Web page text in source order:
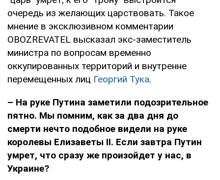
очередь из желающих царствовать. Такое
мнение в эксклюзивном комментарии
OBOZREVATEL высказал экс-заместитель
министра по вопросам временно
оккупированных территорий и внутренне
перемещенных лиц Георгий Тука.
– На руке Путина заметили подозрительное
пятно. Мы помним, как за два дня до
смерти нечто подобное видели на руке
королевы Елизаветы II. Если завтра Путин
умрет, что сразу же произойдет у нас, в
Украине?